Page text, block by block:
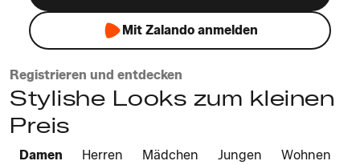
Mit Zalando anmelden
Registrieren und entdecken
Stylishe Looks zum kleinen
Preis
Damen Herren Mädchen Jungen Wohnen